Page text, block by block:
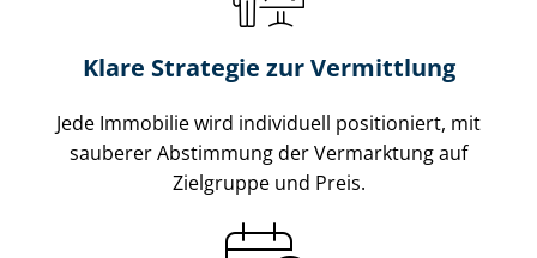
Klare Strategie zur Vermittlung
Jede Immobilie wird individuell positioniert, mit
sauberer Abstimmung der Vermarktung auf
Zielgruppe und Preis.